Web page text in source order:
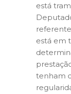
está
está em
tenham